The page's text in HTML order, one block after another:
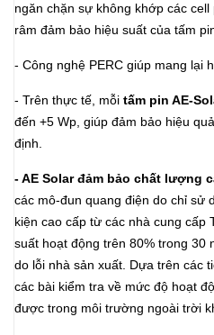
ngăn chặn sự không khớp các
râm đảm bảo hiệu suất của tấm
- Công nghệ PERC giúp mang lại
- Trên thực tế, mỗi tấm pin AE-
đến +5 Wp, giúp đảm bảo hiệu
định.
- AE Solar đảm bảo chất lượng
các mô-đun quang điện do chỉ sử
kiện cao cấp từ các nhà cung cấp
suất hoạt động trên 80% trong 30
do lỗi nhà sản xuất. Dựa trên các
các bài kiểm tra về mức độ hoạt
được trong môi trường ngoài trời